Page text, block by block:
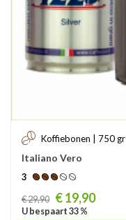
Koffiebonen | 750 gr
Italiano Vero
3
Prijs
€ 29,90 € 19,90
U bespaart 33 %